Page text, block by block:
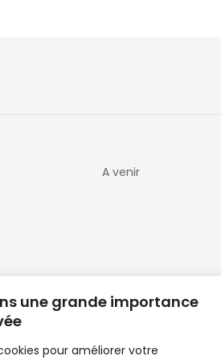
une grande importance
pour améliorer votre
A venir